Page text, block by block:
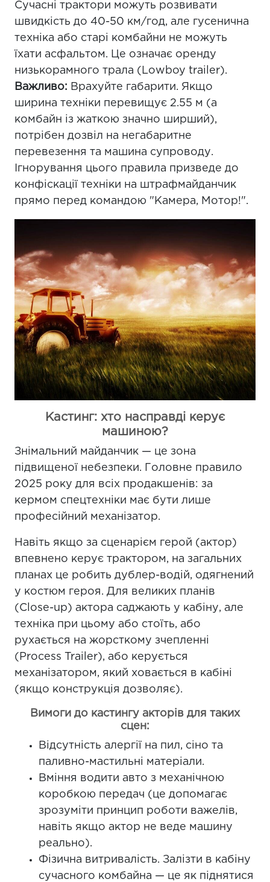
Сучасні трактори можуть розвивати
швидкість до 40-50 км/год, але гусенична
техніка або старі комбайни не можуть
їхати асфальтом. Це означає оренду
низькорамного трала (Lowboy trailer).
Важливо: Врахуйте габарити. Якщо
ширина техніки перевищує 2.55 м (а
комбайн із жаткою значно ширший),
потрібен дозвіл на негабаритне
перевезення та машина супроводу.
Ігнорування цього правила призведе до
конфіскації техніки на штрафмайданчик
прямо перед командою "Камера, Мотор!".
Кастинг: хто насправді керує
машиною?
Знімальний майданчик — це зона
підвищеної небезпеки. Головне правило
2025 року для всіх продакшенів: за
кермом спецтехніки має бути лише
професійний механізатор.
Навіть якщо за сценарієм герой (актор)
впевнено керує трактором, на загальних
планах це робить дублер-водій, одягнений
у костюм героя. Для великих планів
(Close-up) актора саджають у кабіну, але
техніка при цьому або стоїть, або
рухається на жорсткому зчепленні
(Process Trailer), або керується
механізатором, який ховається в кабіні
(якщо конструкція дозволяє).
Вимоги до кастингу акторів для таких
сцен:
Відсутність алергії на пил, сіно та
паливно-мастильні матеріали.
Вміння водити авто з механічною
коробкою передач (це допомагає
зрозуміти принцип роботи важелів,
навіть якщо актор не веде машину
реально).
Фізична витривалість. Залізти в кабіну
сучасного комбайна — це як піднятися